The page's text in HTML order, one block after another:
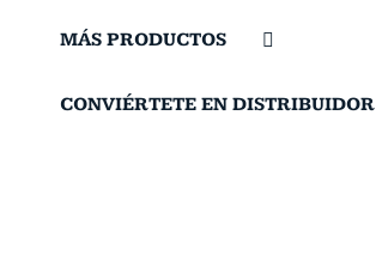
MÁS PRODUCTOS
CONVIÉRTETE EN DISTRIBUIDOR